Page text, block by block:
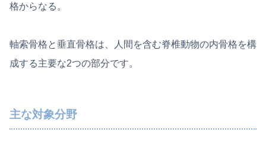
格からなる。
軸索骨格と垂直骨格は、人間を含む脊椎動物の内骨格を構
成する主要な2つの部分です。
主な対象分野